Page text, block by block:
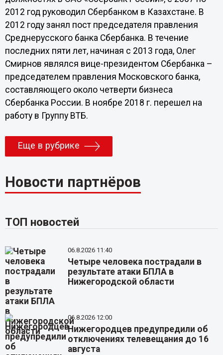
2012 год руководил Сбербанком в Казахстане. В
2012 году занял пост председателя правления
Среднерусского банка Сбербанка. В течение
последних пяти лет, начиная с 2013 года, Олег
Смирнов являлся вице-президентом Сбербанка –
председателем правления Московского банка,
составляющего около четверти бизнеса
Сбербанка России. В ноябре 2018 г. перешел на
работу в Группу ВТБ.
Еще в рубрике
Новости партнёров
ТОП новостей
06.8.2026 11:40
Четыре человека пострадали в
результате атаки БПЛА в
Нижегородской области
06.8.2026 12:00
Нижегородцев предупредили об
отключениях телевещания до 16
августа